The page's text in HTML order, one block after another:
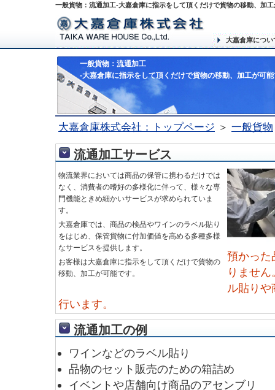
一般貨物：流通加工-大嘉倉庫に指示をして頂くだけで貨物の移動、加
大嘉倉庫につい
一般貨物：流通加工
-大嘉倉庫に指示をして頂くだけで貨物の移動、加工が可
大嘉倉庫株式会社：トップページ ＞ 一般貨物
流通加工サービス
物流業界においては商品の保管に携わるだけでは
なく、消費者の嗜好の多様化に伴って、様々な専
門機能ときめ細かいサービスが求められていま
す。
大嘉倉庫では、商品の検品やワインのラベル貼り
をはじめ、保管貨物に付加価値を高める多種多様
なサービスを提供します。
お客様は大嘉倉庫に指示をして頂くだけで貨物の
移動、加工が可能です。
預かった
りませ
ル貼り
行います。
流通加工の例
ワインなどのラベル貼り
品物のセット販売のための箱詰め
イベントや店舗向け商品のアセンブリ